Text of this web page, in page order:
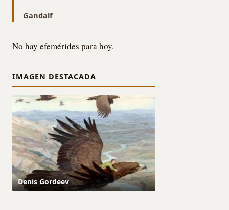
Gandalf
No hay efemérides para hoy.
IMAGEN DESTACADA
Denis Gordeev